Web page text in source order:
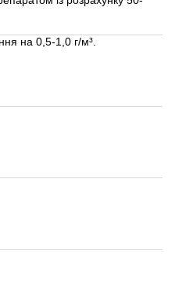
на 0,5-1,0 г/м³.